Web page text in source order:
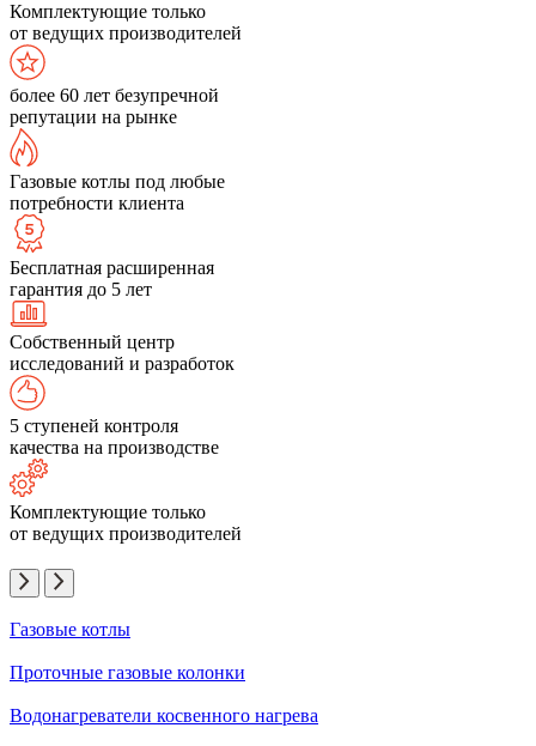
Комплектующие только
от ведущих производителей
более 60 лет безупречной
репутации на рынке
Газовые котлы под любые
потребности клиента
Бесплатная расширенная
гарантия до 5 лет
Собственный центр
исследований и разработок
5 ступеней контроля
качества на производстве
Комплектующие только
от ведущих производителей
Газовые котлы
Проточные газовые колонки
Водонагреватели косвенного нагрева